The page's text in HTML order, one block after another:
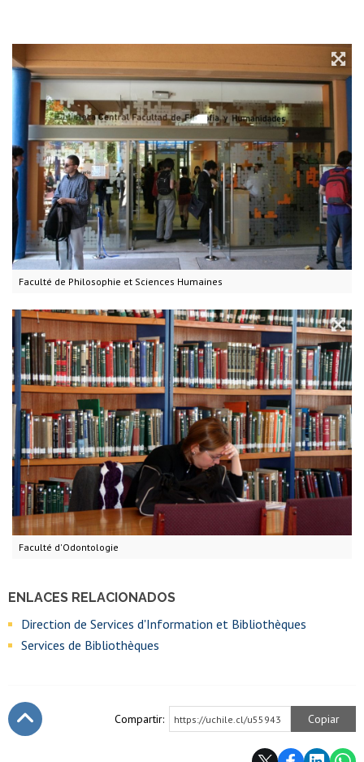
Faculté de Philosophie et Sciences Humaines
Faculté d'Odontologie
ENLACES RELACIONADOS
Direction de Services d'Information et Bibliothèques
Services de Bibliothèques
Compartir: https://uchile.cl/u55943 Copiar